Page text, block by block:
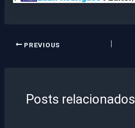
PREVIOUS
Posts relacionados